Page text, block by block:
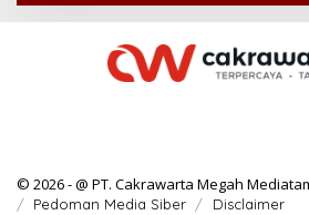
© 2026 - @ PT. Cakrawarta Megah
Pedoman Media Siber Disclaimer